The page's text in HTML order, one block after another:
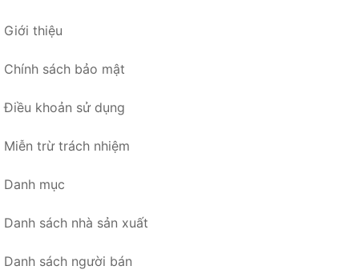
Giới thiệu
Chính sách bảo mật
Điều khoản sử dụng
Miễn trừ trách nhiệm
Danh mục
Danh sách nhà sản xuất
Danh sách người bán